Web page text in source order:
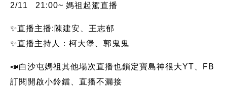
2/11 21:00~ 媽祖起駕直播
✨直播主播:陳建安、王志郁
✨直播主持人：柯大堡、郭鬼鬼
📣白沙屯媽祖其他場次直播也鎖定寶島神很大YT、FB
訂閱開啟小鈴鐺、直播不漏接